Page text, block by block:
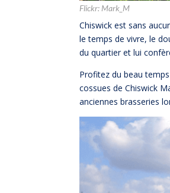
Flickr: Mark_M
Chiswick est sans
le temps de vivre, le
du quartier et lui
Profitez du beau
cossues de Chiswick
anciennes brasseries